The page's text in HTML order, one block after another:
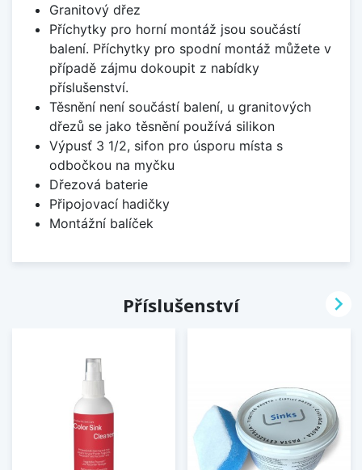
Granitový dřez
Příchytky pro horní montáž jsou součástí
balení. Příchytky pro spodní montáž můžete v
případě zájmu dokoupit z nabídky
příslušenství.
Těsnění není součástí balení, u granitových
dřezů se jako těsnění používá silikon
Výpusť 3 1/2, sifon pro úsporu místa s
odbočkou na myčku
Dřezová baterie
Připojovací hadičky
Montážní balíček
Příslušenství 